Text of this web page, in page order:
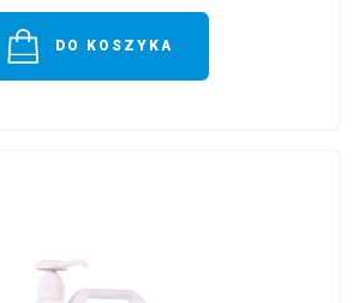
DO KOSZYKA